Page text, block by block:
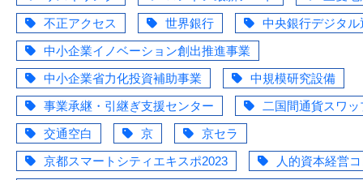
不正アクセス
世界銀行
中央銀行デジタル
中小企業イノベーション創出推進事業
中小企業省力化投資補助事業
中規模研究設備
事業承継・引継ぎ支援センター
二国間通貨スワッ
交通空白
京
京セラ
京都スマートシティエキスポ2023
人的資本経営